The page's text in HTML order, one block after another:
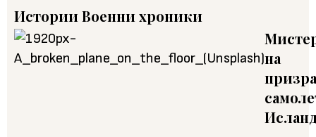
ИсторииВоенни хроники
на